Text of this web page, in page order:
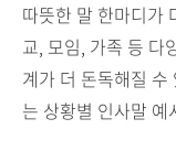
따뜻한 말 한마디가
교, 모임, 가족 등 다
계가 더 돈독해질
는 상황별 인사말